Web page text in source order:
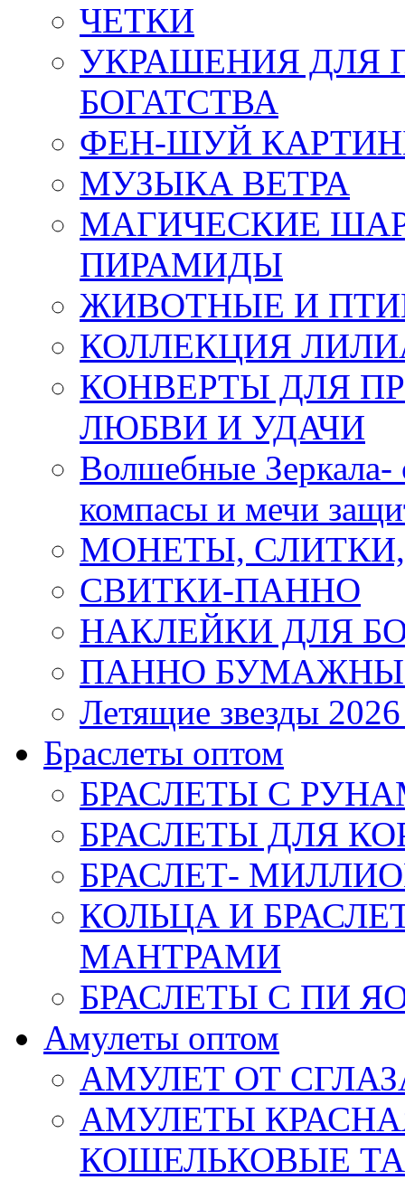
ЧЕТКИ
УКРАШЕНИЯ ДЛЯ
БОГАТСТВА
ФЕН-ШУЙ
МУЗЫКА ВЕТРА
МАГИЧЕСКИЕ
ПИРАМИДЫ
ЖИВОТНЫЕ И
КОЛЛЕКЦИЯ
КОНВЕРТЫ ДЛЯ
ЛЮБВИ И УДАЧИ
Волшебные Зеркала-
компасы и мечи
МОНЕТЫ,
СВИТКИ-ПАННО
НАКЛЕЙКИ ДЛЯ
ПАННО
Летящие звезды
Браслеты оптом
БРАСЛЕТЫ С
БРАСЛЕТЫ ДЛЯ
БРАСЛЕТ-
КОЛЬЦА И
МАНТРАМИ
БРАСЛЕТЫ С ПИ
Амулеты оптом
АМУЛЕТ ОТ
АМУЛЕТЫ
КОШЕЛЬКОВЫЕ